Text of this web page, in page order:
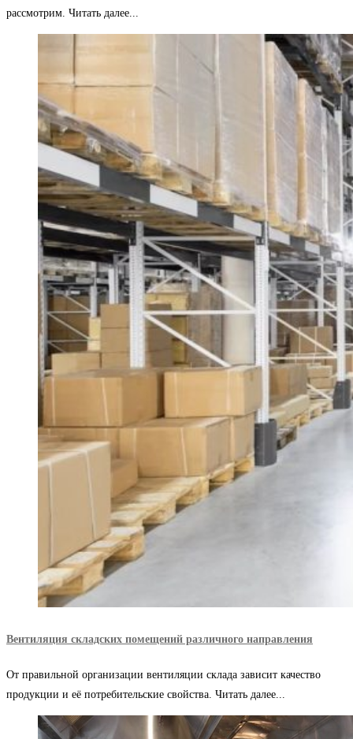
рассмотрим. Читать далее...
Вентиляция складских помещений различного направления
От правильной организации вентиляции склада зависит качество
продукции и её потребительские свойства. Читать далее...